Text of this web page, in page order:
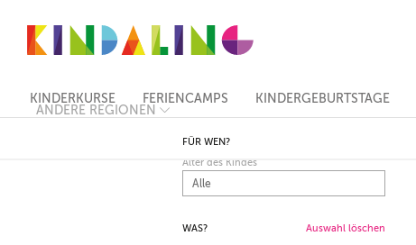
ANDERE REGIONEN
KINDERKURSE FERIENCAMPS KINDERGEBURTSTAGE
FÜR WEN?
Alter des Kindes
WAS? Auswahl löschen